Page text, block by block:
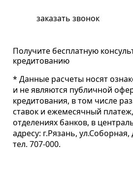
заказать звонок
Получите бесплатную
кредитованию
* Данные расчеты носят
и не являются публичной
кредитования, в том числе
ставок и ежемесячный
отделениях банков, в
адресу: г.Рязань,
тел. 707-000.